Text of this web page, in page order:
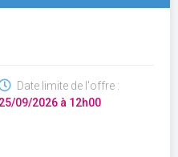
Date limite de l'offre :
25/09/2026 à 12h00